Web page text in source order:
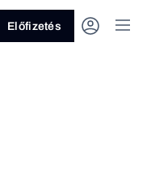
Előfizetés